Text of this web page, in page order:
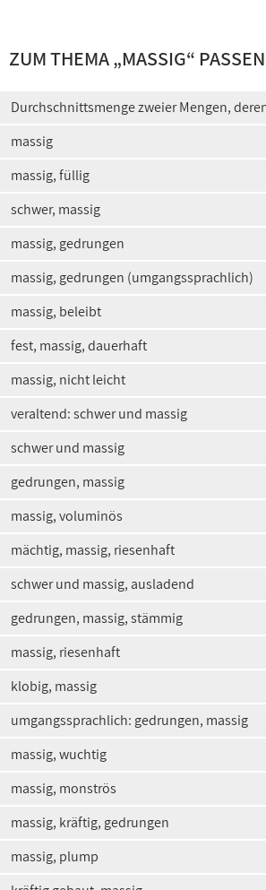
ZUM THEMA „MASSIG“
Durchschnittsmenge zweier Mengen,
massig
massig, füllig
schwer, massig
massig, gedrungen
massig, gedrungen (umgangssprachlich)
massig, beleibt
fest, massig, dauerhaft
massig, nicht leicht
veraltend: schwer und massig
schwer und massig
gedrungen, massig
massig, voluminös
mächtig, massig, riesenhaft
schwer und massig, ausladend
gedrungen, massig, stämmig
massig, riesenhaft
klobig, massig
umgangssprachlich: gedrungen, massig
massig, wuchtig
massig, monströs
massig, kräftig, gedrungen
massig, plump